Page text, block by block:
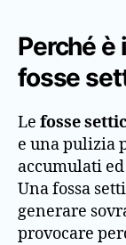
Perché
fosse
Le fosse
e una pulizia
accumulati
Una fossa
generare
provocare